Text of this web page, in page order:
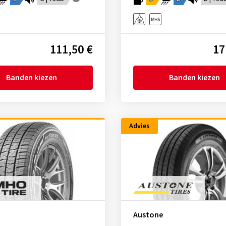
111,50 €
Banden kiezen Banden kiezen
Advies
Austone